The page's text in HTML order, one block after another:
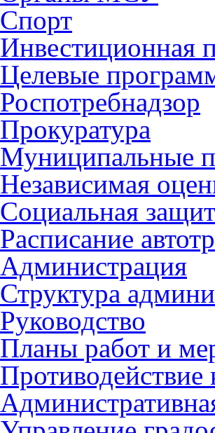
Спорт
Инвестиционная
Целевые
Роспотребнадзор
Прокуратура
Муниципальные
Независимая
Социальная
Расписание
Администрация
Структура
Руководство
Планы работ и
Противодействие